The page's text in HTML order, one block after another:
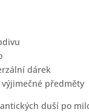
dárek
předměty
duší po